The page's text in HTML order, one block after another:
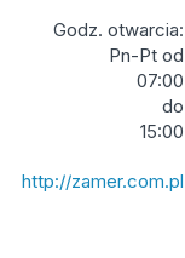
Godz. otwarcia:
Pn-Pt od
07:00
do
15:00
http://zamer.com.pl